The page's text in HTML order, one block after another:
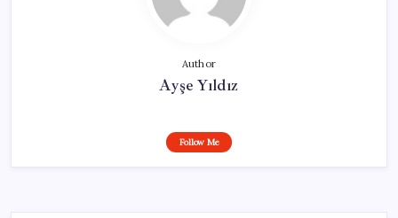
Author
Ayşe Yıldız
Follow Me